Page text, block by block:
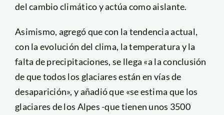
del cambio climático y actúa como aislante.
Asimismo, agregó que con la tendencia actual,
con la evolución del clima, la temperatura y la
falta de precipitaciones, se llega «a la conclusión
de que todos los glaciares están en vías de
desaparición», y añadió que «se estima que los
glaciares de los Alpes -que tienen unos 3500